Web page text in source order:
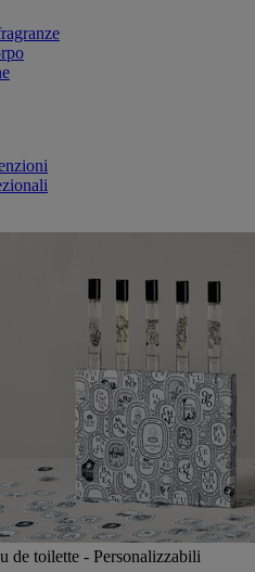
de toilette - Personalizzabili